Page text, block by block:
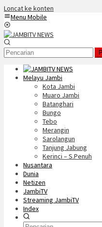
Loncat ke konten
Menu Mobile
Melayu Jambi
Kota Jambi
Muaro Jambi
Batanghari
Bungo
Tebo
Merangin
Sarolangun
Tanjung Jabung
Kerinci – S.Penuh
Nusantara
Dunia
Netizen
JambiTV
Streaming JambiTV
Index